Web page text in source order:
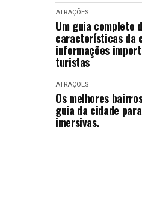
ATRAÇÕES
Um guia completo
características da
informações
turistas
ATRAÇÕES
Os melhores
guia da cidade
imersivas.